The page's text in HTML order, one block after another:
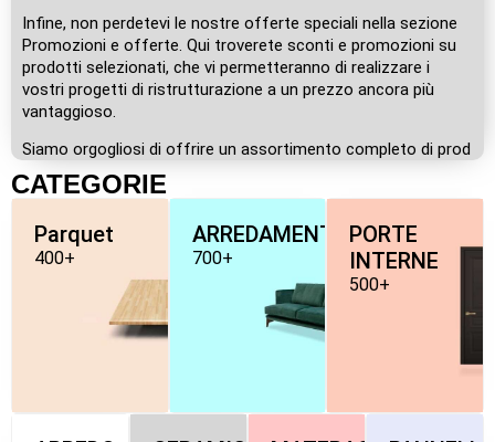
Infine, non perdetevi le nostre offerte speciali nella sezione
Promozioni e offerte. Qui troverete sconti e promozioni su
prodotti selezionati, che vi permetteranno di realizzare i
vostri progetti di ristrutturazione a un prezzo ancora più
vantaggioso.
Siamo orgogliosi di offrire un assortimento completo di prod
CATEGORIE
Parquet
400+
ARREDAMENTO
700+
PORTE
INTERNE
500+